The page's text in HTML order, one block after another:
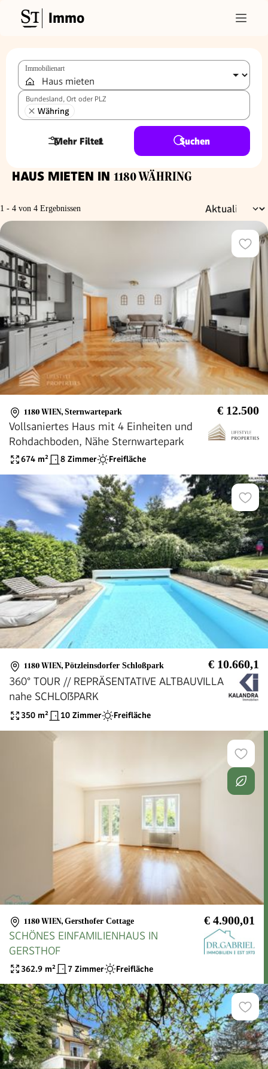
Immo
Immobilienart
Bundesland, Ort oder PLZ
Währing
Mehr Filter
1 Suchen
HAUS MIETEN IN 1180 WÄHRING
1 - 4 von 4 Ergebnissen
1180 WIEN, Sternwartepark € 12.500
Vollsaniertes Haus mit 4 Einheiten und
Rohdachboden, Nähe Sternwartepark
674 m² 8 Zimmer Freifläche
1180 WIEN, Pötzleinsdorfer Schloßpark € 10.660,1
360° TOUR // REPRÄSENTATIVE ALTBAUVILLA
nahe SCHLOßPARK
350 m² 10 Zimmer Freifläche
1180 WIEN, Gersthofer Cottage € 4.900,01
SCHÖNES EINFAMILIENHAUS IN
GERSTHOF
362.9 m² 7 Zimmer Freifläche